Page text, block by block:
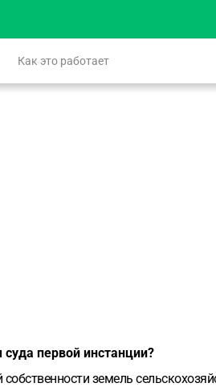
Как это работает
первой инстанции?
земель